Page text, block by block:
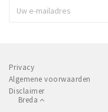
Privacy
Algemene voorwaarden
Disclaimer
Breda